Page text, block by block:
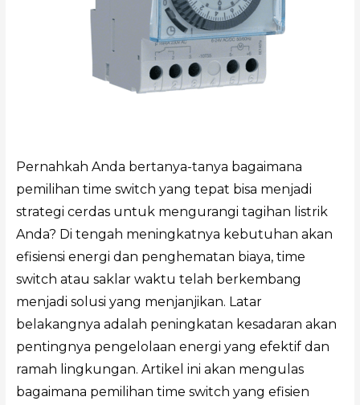
Pernahkah Anda bertanya-tanya bagaimana
pemilihan time switch yang tepat bisa menjadi
strategi cerdas untuk mengurangi tagihan listrik
Anda? Di tengah meningkatnya kebutuhan akan
efisiensi energi dan penghematan biaya, time
switch atau saklar waktu telah berkembang
menjadi solusi yang menjanjikan. Latar
belakangnya adalah peningkatan kesadaran akan
pentingnya pengelolaan energi yang efektif dan
ramah lingkungan. Artikel ini akan mengulas
bagaimana pemilihan time switch yang efisien